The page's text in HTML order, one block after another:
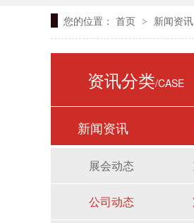
您的位置： 首页 > 新闻资讯
资讯分类/CASE
新闻资讯
展会动态
公司动态